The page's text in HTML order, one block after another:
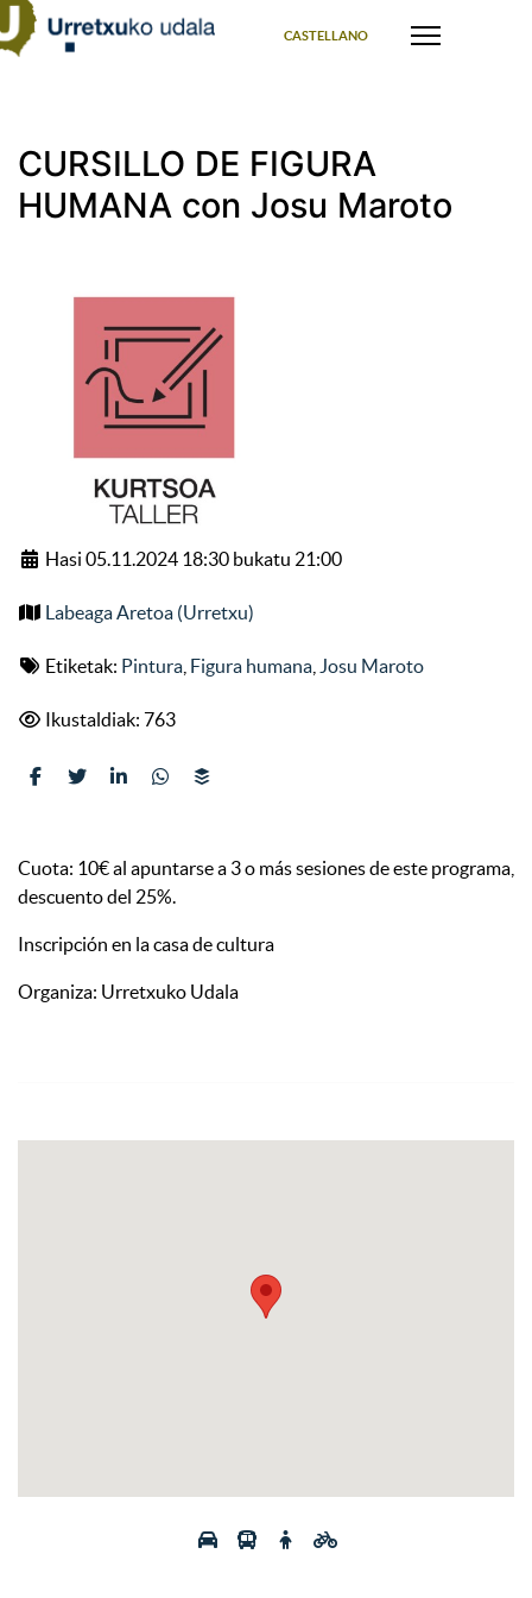
CASTELLANO
CURSILLO DE FIGURA
HUMANA con Josu Maroto
Hasi 05.11.2024 18:30 bukatu 21:00
Labeaga Aretoa (Urretxu)
Etiketak: Pintura Figura humana Josu Maroto
Ikustaldiak: 763
Cuota: 10€ al apuntarse a 3 o más sesiones de este programa,
descuento del 25%.
Inscripción en la casa de cultura
Organiza: Urretxuko Udala